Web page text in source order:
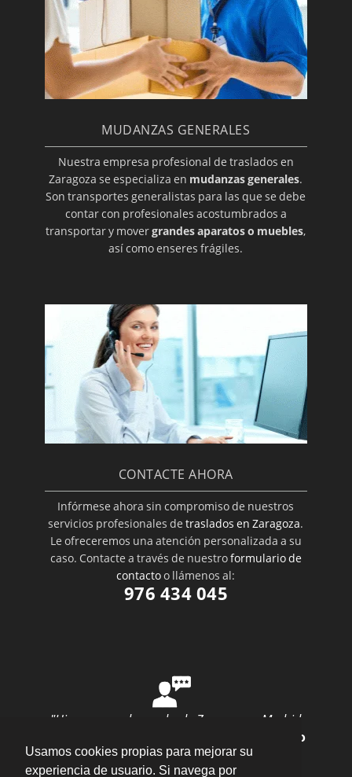
Usamos cookies propias para mejorar su
experiencia de usuario. Si navega por
MUDANZAS GENERALES
Nuestra empresa profesional de traslados en
Zaragoza se especializa en mudanzas generales.
Son transportes generalistas para las que se debe
contar con profesionales acostumbrados a
transportar y movergrandes aparatos o muebles,
así como enseres frágiles.
CONTACTE AHORA
Infórmese ahora sin compromiso de nuestros
servicios profesionales detraslados en Zaragoza.
Le ofreceremos una atención personalizada a su
caso. Contacte a través de nuestroformulario de
contactoo llámenos al:
976 434 045
"Hice una mudanza desde Zaragoza a Madrid
Ana Rubio
valoración 10/10
Enviar opinión